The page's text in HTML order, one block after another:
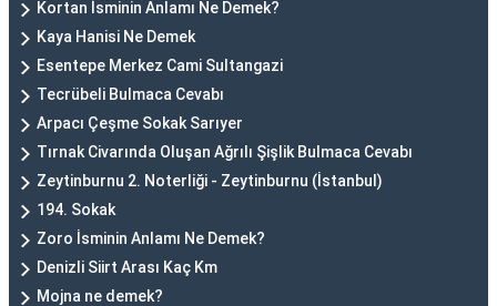
Kortan İsminin Anlamı Ne Demek?
Kaya Hanisi Ne Demek
Esentepe Merkez Cami Sultangazi
Tecrübeli Bulmaca Cevabı
Arpacı Çeşme Sokak Sarıyer
Tırnak Civarında Oluşan Ağrılı Şişlik Bulmaca Cevabı
Zeytinburnu 2. Noterliği - Zeytinburnu (İstanbul)
194. Sokak
Zoro İsminin Anlamı Ne Demek?
Denizli Siirt Arası Kaç Km
Mojna ne demek?